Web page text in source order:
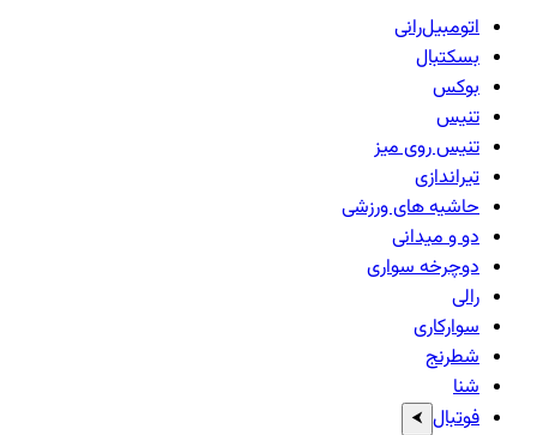
اتومبیل‌رانی
بسکتبال
بوکس
تنیس
تنیس روی میز
تیراندازی
حاشیه های ورزشی
دو و میدانی
دوچرخه سواری
رالی
سوارکاری
شطرنج
شنا
فوتبال ⮜